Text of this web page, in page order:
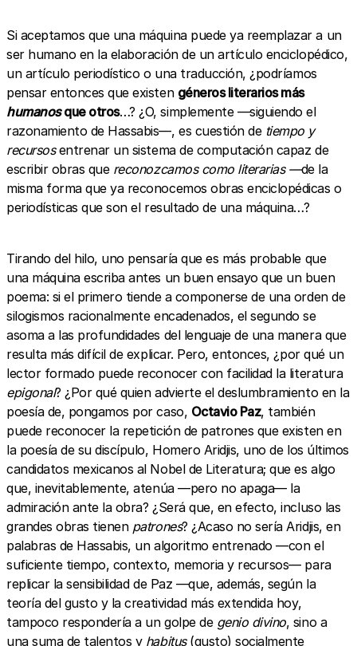
Si aceptamos que una máquina puede ya reemplazar a un
ser humano en la elaboración de un artículo enciclopédico,
un artículo periodístico o una traducción, ¿podríamos
pensar entonces que existen géneros literarios más
humanosque otros…? ¿O, simplemente —siguiendo el
razonamiento de Hassabis—, es cuestión de tiempo y
recursosentrenar un sistema de computación capaz de
escribir obras que reconozcamos como literarias —de la
misma forma que ya reconocemos obras enciclopédicas o
periodísticas que son el resultado de una máquina…?
Tirando del hilo, uno pensaría que es más probable que
una máquina escriba antes un buen ensayo que un buen
poema: si el primero tiende a componerse de una orden de
silogismos racionalmente encadenados, el segundo se
asoma a las profundidades del lenguaje de una manera que
resulta más difícil de explicar. Pero, entonces, ¿por qué un
lector formado puede reconocer con facilidad la literatura
epigonal? ¿Por qué quien advierte el deslumbramiento en la
poesía de, pongamos por caso, Octavio Paz, también
puede reconocer la repetición de patrones que existen en
la poesía de su discípulo, Homero Aridjis, uno de los últimos
candidatos mexicanos al Nobel de Literatura; que es algo
que, inevitablemente, atenúa —pero no apaga— la
admiración ante la obra? ¿Será que, en efecto, incluso las
grandes obras tienen patrones? ¿Acaso no sería Aridjis, en
palabras de Hassabis, un algoritmo entrenado —con el
suficiente tiempo, contexto, memoria y recursos— para
replicar la sensibilidad de Paz —que, además, según la
teoría del gusto y la creatividad más extendida hoy,
tampoco respondería a un golpe de genio divino, sino a
una suma de talentos y habitus(gusto) socialmente